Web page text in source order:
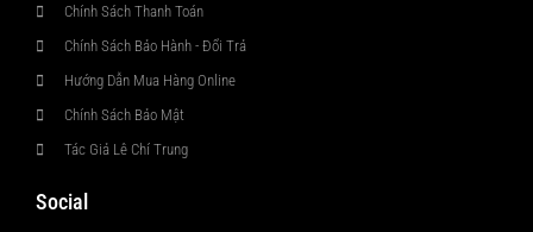
Chính Sách Thanh Toán
Chính Sách Bảo Hành - Đổi Trả
Hướng Dẫn Mua Hàng Online
Chính Sách Bảo Mật
Tác Giả Lê Chí Trung
Social